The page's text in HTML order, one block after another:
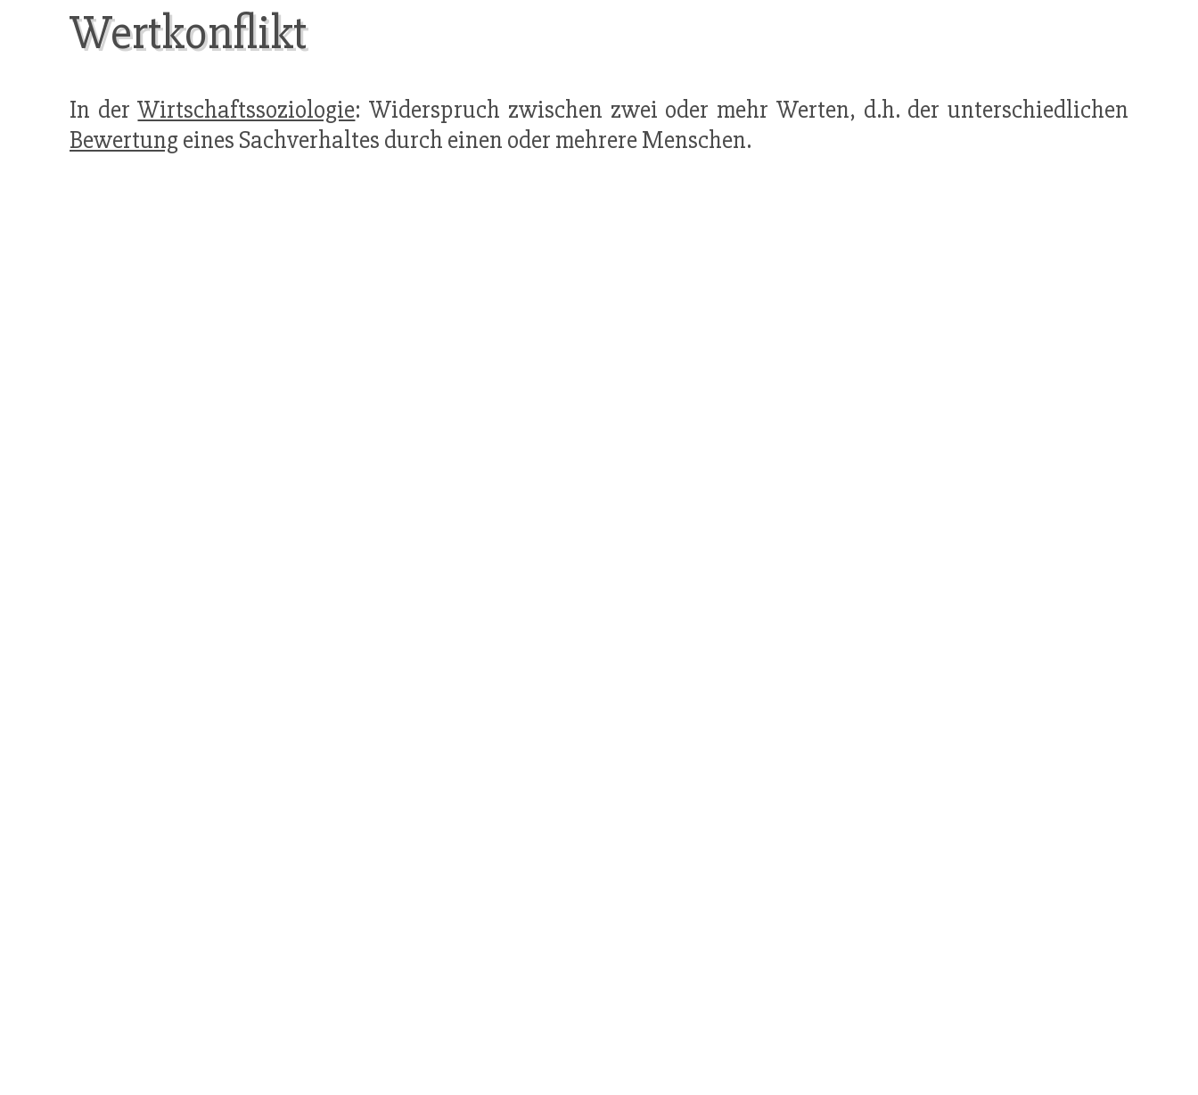
Wertkonflikt
In derWirtschaftssoziologie: Widerspruch zwischen zwei oder mehr Werten, d.h. der unterschiedlichen
Bewertungeines Sachverhaltes durch einen oder mehrere Menschen.